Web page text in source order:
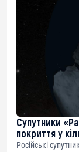
Супутники
покриття у
Російські